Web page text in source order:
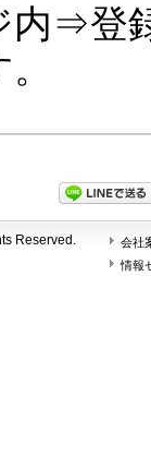
内⇒登
Reserved.
会社
情報